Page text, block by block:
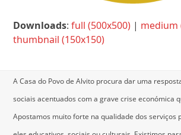
Downloads:full (500x500) | medium
thumbnail (150x150)
A Casa do Povo de Alvito procura dar uma
sociais acentuados com a grave crise económica
Apostamos muito forte na qualidade dos serviços